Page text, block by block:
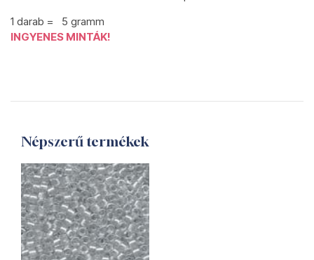
1 darab = 5 gramm
INGYENES MINTÁK!
Népszerű termékek